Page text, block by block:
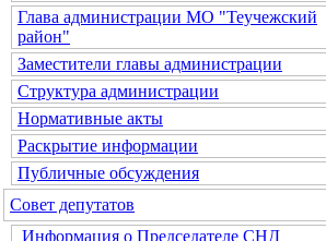
Глава администрации МО "Теучежский
район"
Заместители главы администрации
Структура администрации
Нормативные акты
Раскрытие информации
Публичные обсуждения
Совет депутатов
Информация о Председателе СНД